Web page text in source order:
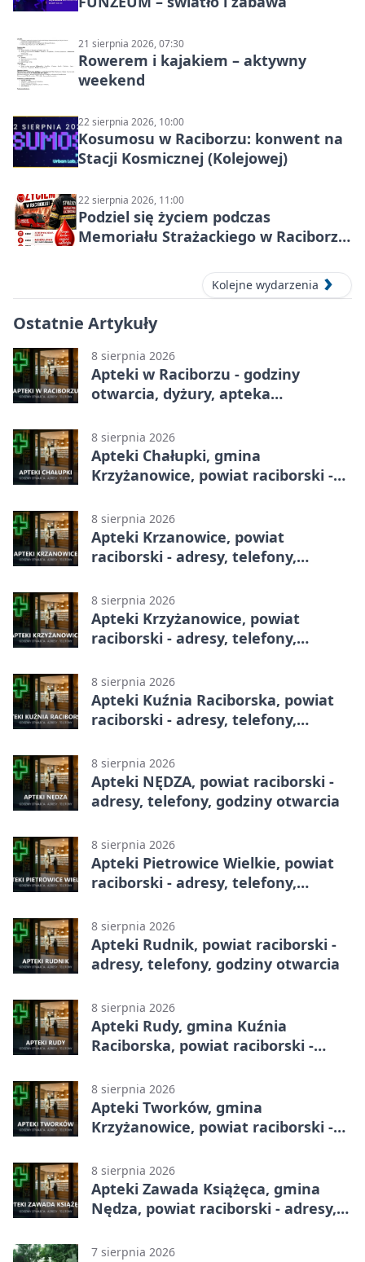
21 sierpnia 2026, 07:30
Rowerem i kajakiem – aktywny
weekend
22 sierpnia 2026, 10:00
Kosumosu w Raciborzu: konwent na
Stacji Kosmicznej (Kolejowej)
22 sierpnia 2026, 11:00
Podziel się życiem podczas
Memoriału Strażackiego w Raciborzu
Kolejne wydarzenia
Ostatnie Artykuły
8 sierpnia 2026
Apteki w Raciborzu - godziny
otwarcia, dyżury, apteka
8 sierpnia 2026
Apteki Chałupki, gmina
Krzyżanowice, powiat raciborski -
8 sierpnia 2026
Apteki Krzanowice, powiat
raciborski - adresy, telefony,
8 sierpnia 2026
Apteki Krzyżanowice, powiat
raciborski - adresy, telefony,
8 sierpnia 2026
Apteki Kuźnia Raciborska, powiat
raciborski - adresy, telefony,
8 sierpnia 2026
Apteki NĘDZA, powiat raciborski -
adresy, telefony, godziny otwarcia
8 sierpnia 2026
Apteki Pietrowice Wielkie, powiat
raciborski - adresy, telefony,
8 sierpnia 2026
Apteki Rudnik, powiat raciborski -
adresy, telefony, godziny otwarcia
8 sierpnia 2026
Apteki Rudy, gmina Kuźnia
Raciborska, powiat raciborski -
8 sierpnia 2026
Apteki Tworków, gmina
Krzyżanowice, powiat raciborski -
8 sierpnia 2026
Apteki Zawada Książęca, gmina
Nędza, powiat raciborski - adresy,
7 sierpnia 2026